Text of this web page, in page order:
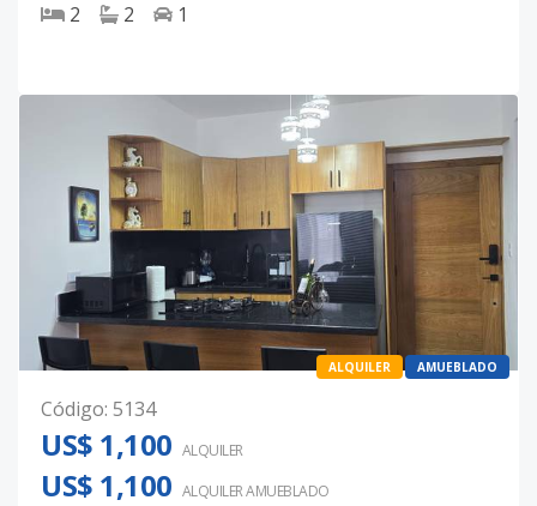
2 2 1
ALQUILER AMUEBLADO
Código: 5134
US$ 1,100 ALQUILER
US$ 1,100 ALQUILERAMUEBLADO